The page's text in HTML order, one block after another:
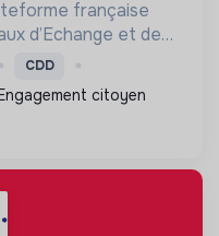
française
d’Echange et de
CDD
citoyen